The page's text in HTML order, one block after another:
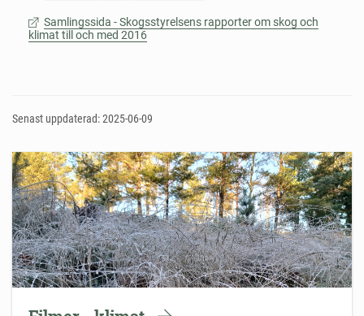
Samlingssida - Skogsstyrelsens rapporter om skog och
klimat till och med 2016
Senast uppdaterad: 2025-06-09